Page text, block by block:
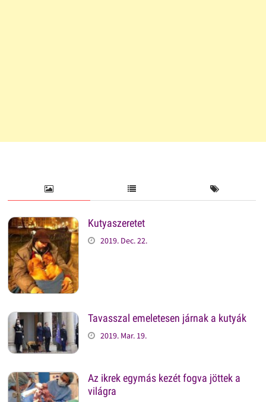
Kutyaszeretet
2019. Dec. 22.
Tavasszal emeletesen járnak a kutyák
2019. Mar. 19.
Az ikrek egymás kezét fogva jöttek a
világra